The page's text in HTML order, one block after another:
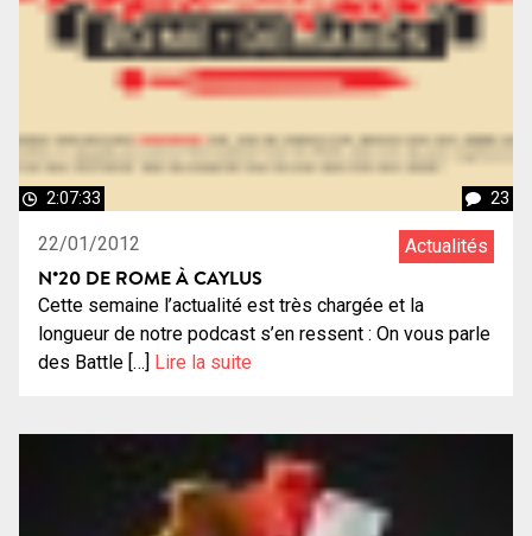
2:07:33 23
22/01/2012 Actualités
N°20 DE ROME À CAYLUS
Cette semaine l’actualité est très chargée et la
longueur de notre podcast s’en ressent : On vous parle
des Battle […] Lire la suite